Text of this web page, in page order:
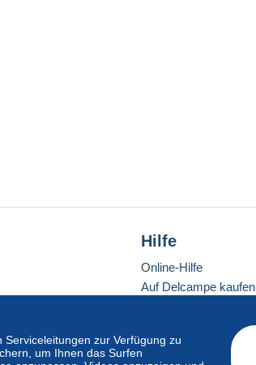
zur Verfügung zu
um Ihnen das Surfen
Hilfe
Online-Hilfe
Auf Delcampe kaufen
Eine sichere Website